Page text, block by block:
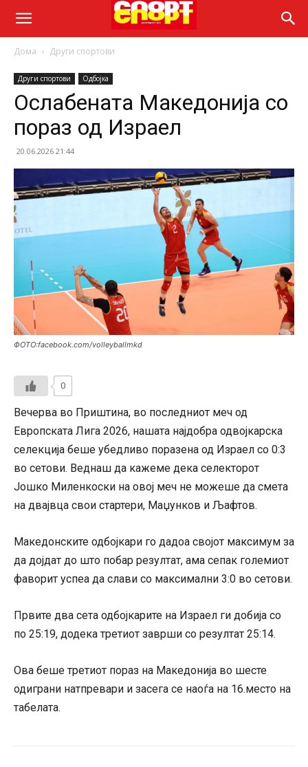
Дома Други спортови
Други спортови Одбојка
Ослабената Македонија со
пораз од Израел
20.06.2026 21:44
ФОТО:facebook.com/volleyballmkd
0
Вечерва во Приштина, во последниот меч од
Европската Лига 2026, нашата најдобра одвојкарска
селекција беше убедливо поразена од Израел со 0:3
во сетови. Веднаш да кажеме дека селекторот
Јошко Миленкоски на овој меч не можеше да смета
на двајвца свои стартери, Маџунков и Љафтов.
Македонските одбојкари го дадоа својот максимум за
да дојдат до што побар резултат, ама сепак големиот
фаворит успеа да слави со максимални 3:0 во сетови.
Првите два сета одбојкарите на Израел ги добија со
по 25:19, додека третиот заврши со резултат 25:14.
Ова беше третиот пораз на Македонија во шесте
одиграни натпревари и засега се наоѓа на 16.место на
табелата.